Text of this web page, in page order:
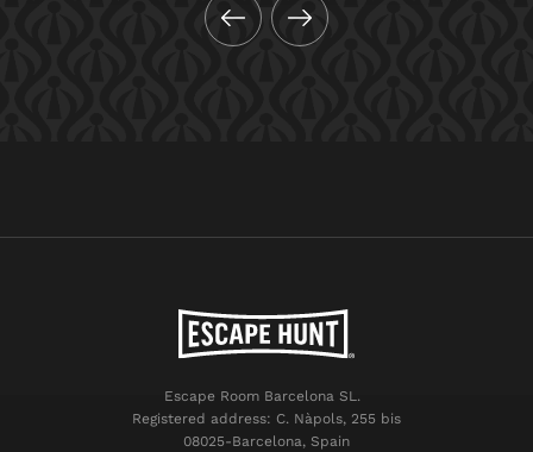
Escape Room Barcelona SL.
Registered address: C. Nàpols, 255 bis
08025-Barcelona, Spain